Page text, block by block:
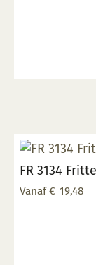
FR 3134
Vanaf € 19,48